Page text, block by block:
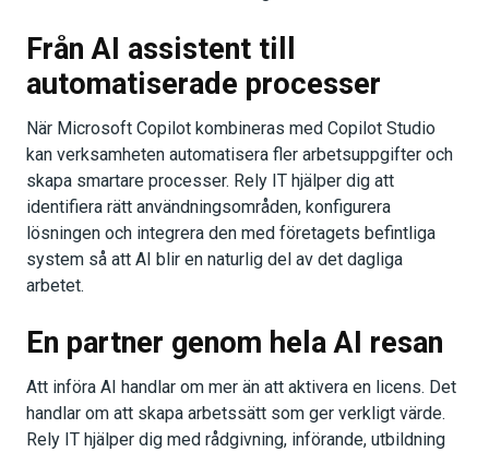
Från AI assistent till
automatiserade processer
När Microsoft Copilot kombineras med Copilot Studio
kan verksamheten automatisera fler arbetsuppgifter och
skapa smartare processer. Rely IT hjälper dig att
identifiera rätt användningsområden, konfigurera
lösningen och integrera den med företagets befintliga
system så att AI blir en naturlig del av det dagliga
arbetet.
En partner genom hela AI resan
Att införa AI handlar om mer än att aktivera en licens. Det
handlar om att skapa arbetssätt som ger verkligt värde.
Rely IT hjälper dig med rådgivning, införande, utbildning